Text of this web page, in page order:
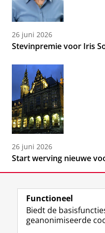
26 juni 2026
Stevinpremie voor Iris
26 juni 2026
Start werving nieuwe
Functioneel
Biedt de
geanonimiseerde